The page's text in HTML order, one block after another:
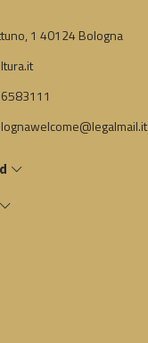
1 40124 Bologna